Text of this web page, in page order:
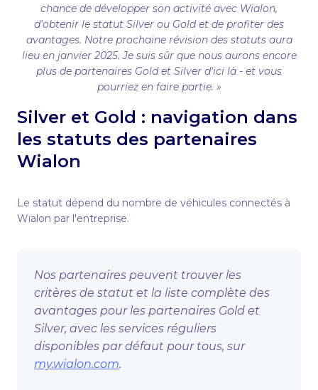
chance de développer son activité avec Wialon,
d'obtenir le statut Silver ou Gold et de profiter des
avantages. Notre prochaine révision des statuts aura
lieu en janvier 2025. Je suis sûr que nous aurons encore
plus de partenaires Gold et Silver d'ici là - et vous
pourriez en faire partie. »
Silver et Gold : navigation dans
les statuts des partenaires
Wialon
Le statut dépend du nombre de véhicules connectés à
Wialon par l'entreprise.
Nos partenaires peuvent trouver les
critères de statut et la liste complète des
avantages pour les partenaires Gold et
Silver, avec les services réguliers
disponibles par défaut pour tous, sur
my.wialon.com.